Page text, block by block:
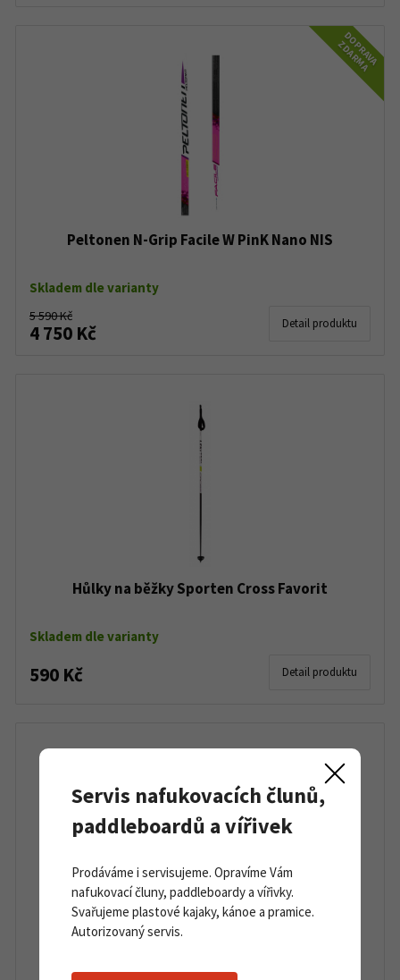
DOPRAVA
ZDARMA
Peltonen N-Grip Facile W PinK Nano NIS
Skladem dle varianty
5 590 Kč
4 750 Kč Detail produktu
Hůlky na běžky Sporten Cross Favorit
Skladem dle varianty
590 Kč Detail produktu
Sporten Perun Pro Skin W M/H 26/27
Servis nafukovacích člunů,
paddleboardů a vířivek
Prodáváme i servisujeme. Opravíme Vám
nafukovací čluny, paddleboardy a vířivky.
Svařujeme plastové kajaky, kánoe a pramice.
Autorizovaný servis.